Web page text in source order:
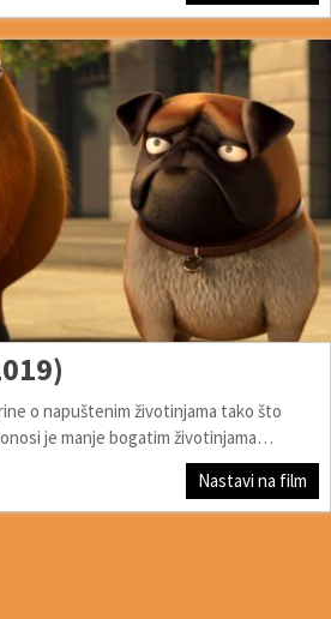
o napuštenim životinjama tako što
je manje bogatim životinjama…
Nastavi na film